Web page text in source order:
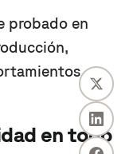
probado en
en todo